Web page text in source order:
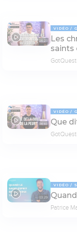
04:23
VIDÉO
Les
saints
04:43
VIDÉO
Que
03:29
VIDÉO
Patrice